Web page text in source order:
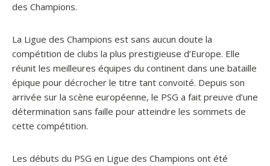
des Champions.
La Ligue des Champions est sans aucun doute la
compétition de clubs la plus prestigieuse d’Europe. Elle
réunit les meilleures équipes du continent dans une bataille
épique pour décrocher le titre tant convoité. Depuis son
arrivée sur la scène européenne, le PSG a fait preuve d’une
détermination sans faille pour atteindre les sommets de
cette compétition.
Les débuts du PSG en Ligue des Champions ont été